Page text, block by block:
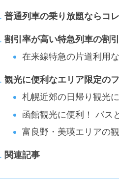
普通列車の乗り放題ならコ
割引率が高い特急列車の割
在来線特急の片道利用
観光に便利なエリア限定の
札幌近郊の日帰り観光
函館観光に便利！ バス
富良野・美瑛エリアの
関連記事